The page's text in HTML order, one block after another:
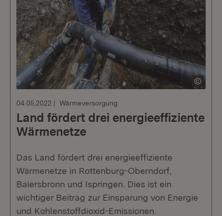
04.05.2022 Wärmeversorgung
Land fördert drei energieeffiziente
Wärmenetze
Das Land fördert drei energieeffiziente
Wärmenetze in Rottenburg-Oberndorf,
Baiersbronn und Ispringen. Dies ist ein
wichtiger Beitrag zur Einsparung von Energie
und Kohlenstoffdioxid-Emissionen.